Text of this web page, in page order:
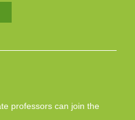
professors can join the